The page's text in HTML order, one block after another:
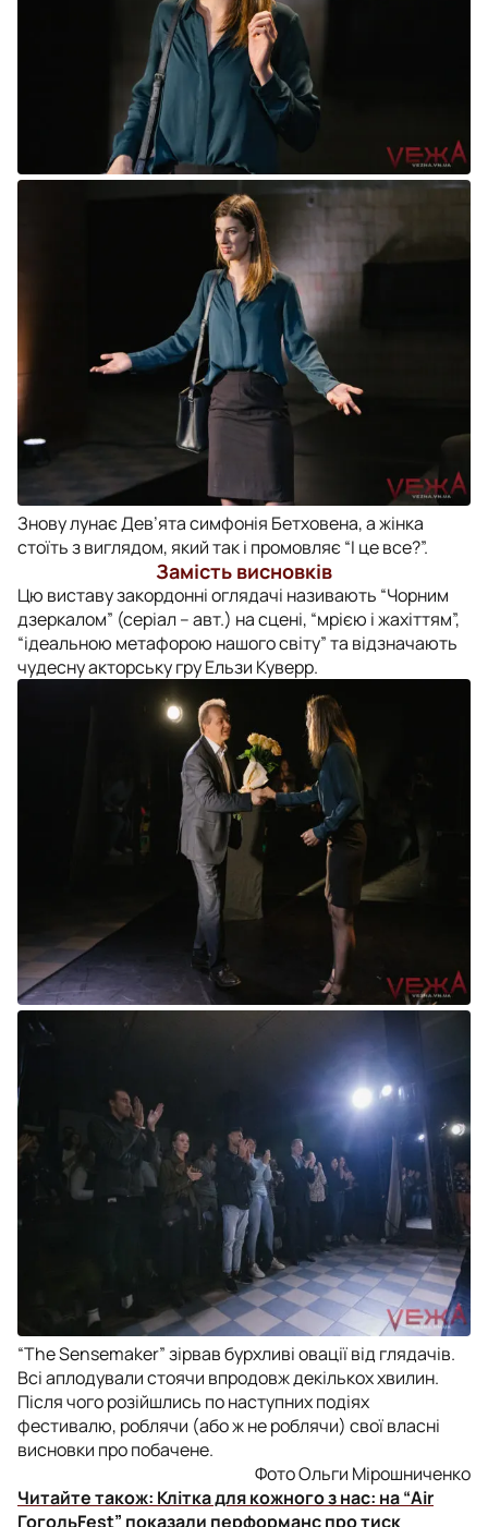
Знову лунає Дев’ята симфонія Бетховена, а жінка
стоїть з виглядом, який так і промовляє “І це все?”.
Замість висновків
Цю виставу закордонні оглядачі називають “Чорним
дзеркалом” (серіал – авт.) на сцені, “мрією і жахіттям”,
“ідеальною метафорою нашого світу” та відзначають
чудесну акторську гру Ельзи Куверр.
“The Sensemaker” зірвав бурхливі овації від глядачів.
Всі аплодували стоячи впродовж декількох хвилин.
Після чого розійшлись по наступних подіях
фестивалю, роблячи (або ж не роблячи) свої власні
висновки про побачене.
Фото Ольги Мірошниченко
Читайте також: Клітка для кожного з нас: на “Air
ГогольFest” показали перформанс про тиск